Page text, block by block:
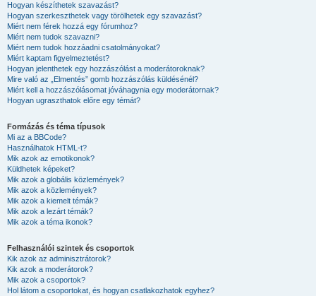
Hogyan készíthetek szavazást?
Hogyan szerkeszthetek vagy törölhetek egy szavazást?
Miért nem férek hozzá egy fórumhoz?
Miért nem tudok szavazni?
Miért nem tudok hozzáadni csatolmányokat?
Miért kaptam figyelmeztetést?
Hogyan jelenthetek egy hozzászólást a moderátoroknak?
Mire való az „Elmentés” gomb hozzászólás küldésénél?
Miért kell a hozzászólásomat jóváhagynia egy moderátornak?
Hogyan ugraszthatok előre egy témát?
Formázás és téma típusok
Mi az a BBCode?
Használhatok HTML-t?
Mik azok az emotikonok?
Küldhetek képeket?
Mik azok a globális közlemények?
Mik azok a közlemények?
Mik azok a kiemelt témák?
Mik azok a lezárt témák?
Mik azok a téma ikonok?
Felhasználói szintek és csoportok
Kik azok az adminisztrátorok?
Kik azok a moderátorok?
Mik azok a csoportok?
Hol látom a csoportokat, és hogyan csatlakozhatok egyhez?